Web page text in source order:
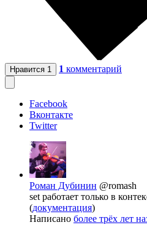
Нравится 1 1 комментарий
Facebook
Вконтакте
Twitter
Роман Дубинин @romash
set работает только в
(документация)
Написано более трёх лет